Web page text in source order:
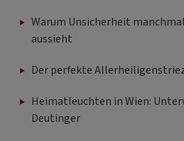
Warum Unsicherheit
aussieht
Der perfekte
Heimatleuchten in Wien:
Deutinger